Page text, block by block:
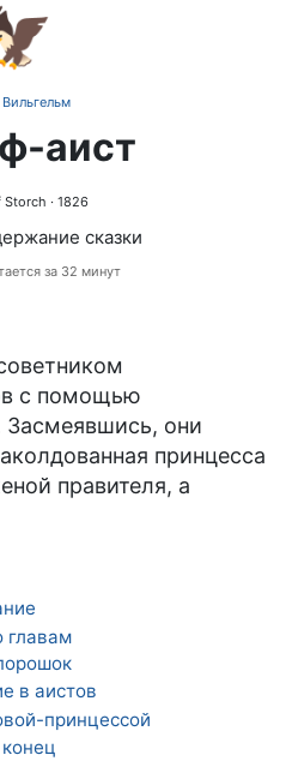
Вильгельм
аист
Storch · 1826
сказки
за 32 минут
с помощью
они
принцесса
правителя, а
главам
в аистов
принцессой